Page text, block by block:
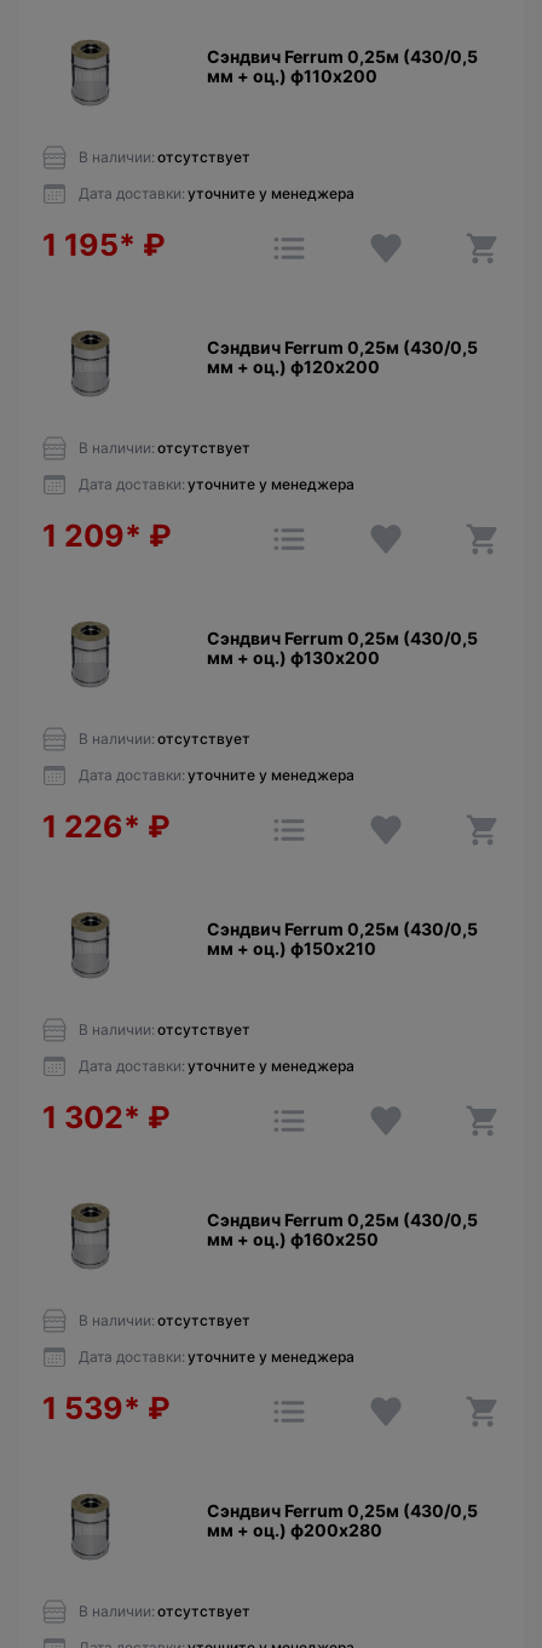
Сэндвич Ferrum 0,25м (430/0,5
мм + оц.) ф110х200
В наличии: отсутствует
Дата доставки: уточните у менеджера
1 195* ₽
Сэндвич Ferrum 0,25м (430/0,5
мм + оц.) ф120х200
В наличии: отсутствует
Дата доставки: уточните у менеджера
1 209* ₽
Сэндвич Ferrum 0,25м (430/0,5
мм + оц.) ф130х200
В наличии: отсутствует
Дата доставки: уточните у менеджера
1 226* ₽
Сэндвич Ferrum 0,25м (430/0,5
мм + оц.) ф150х210
В наличии: отсутствует
Дата доставки: уточните у менеджера
1 302* ₽
Сэндвич Ferrum 0,25м (430/0,5
мм + оц.) ф160х250
В наличии: отсутствует
Дата доставки: уточните у менеджера
1 539* ₽
Сэндвич Ferrum 0,25м (430/0,5
мм + оц.) ф200х280
В наличии: отсутствует